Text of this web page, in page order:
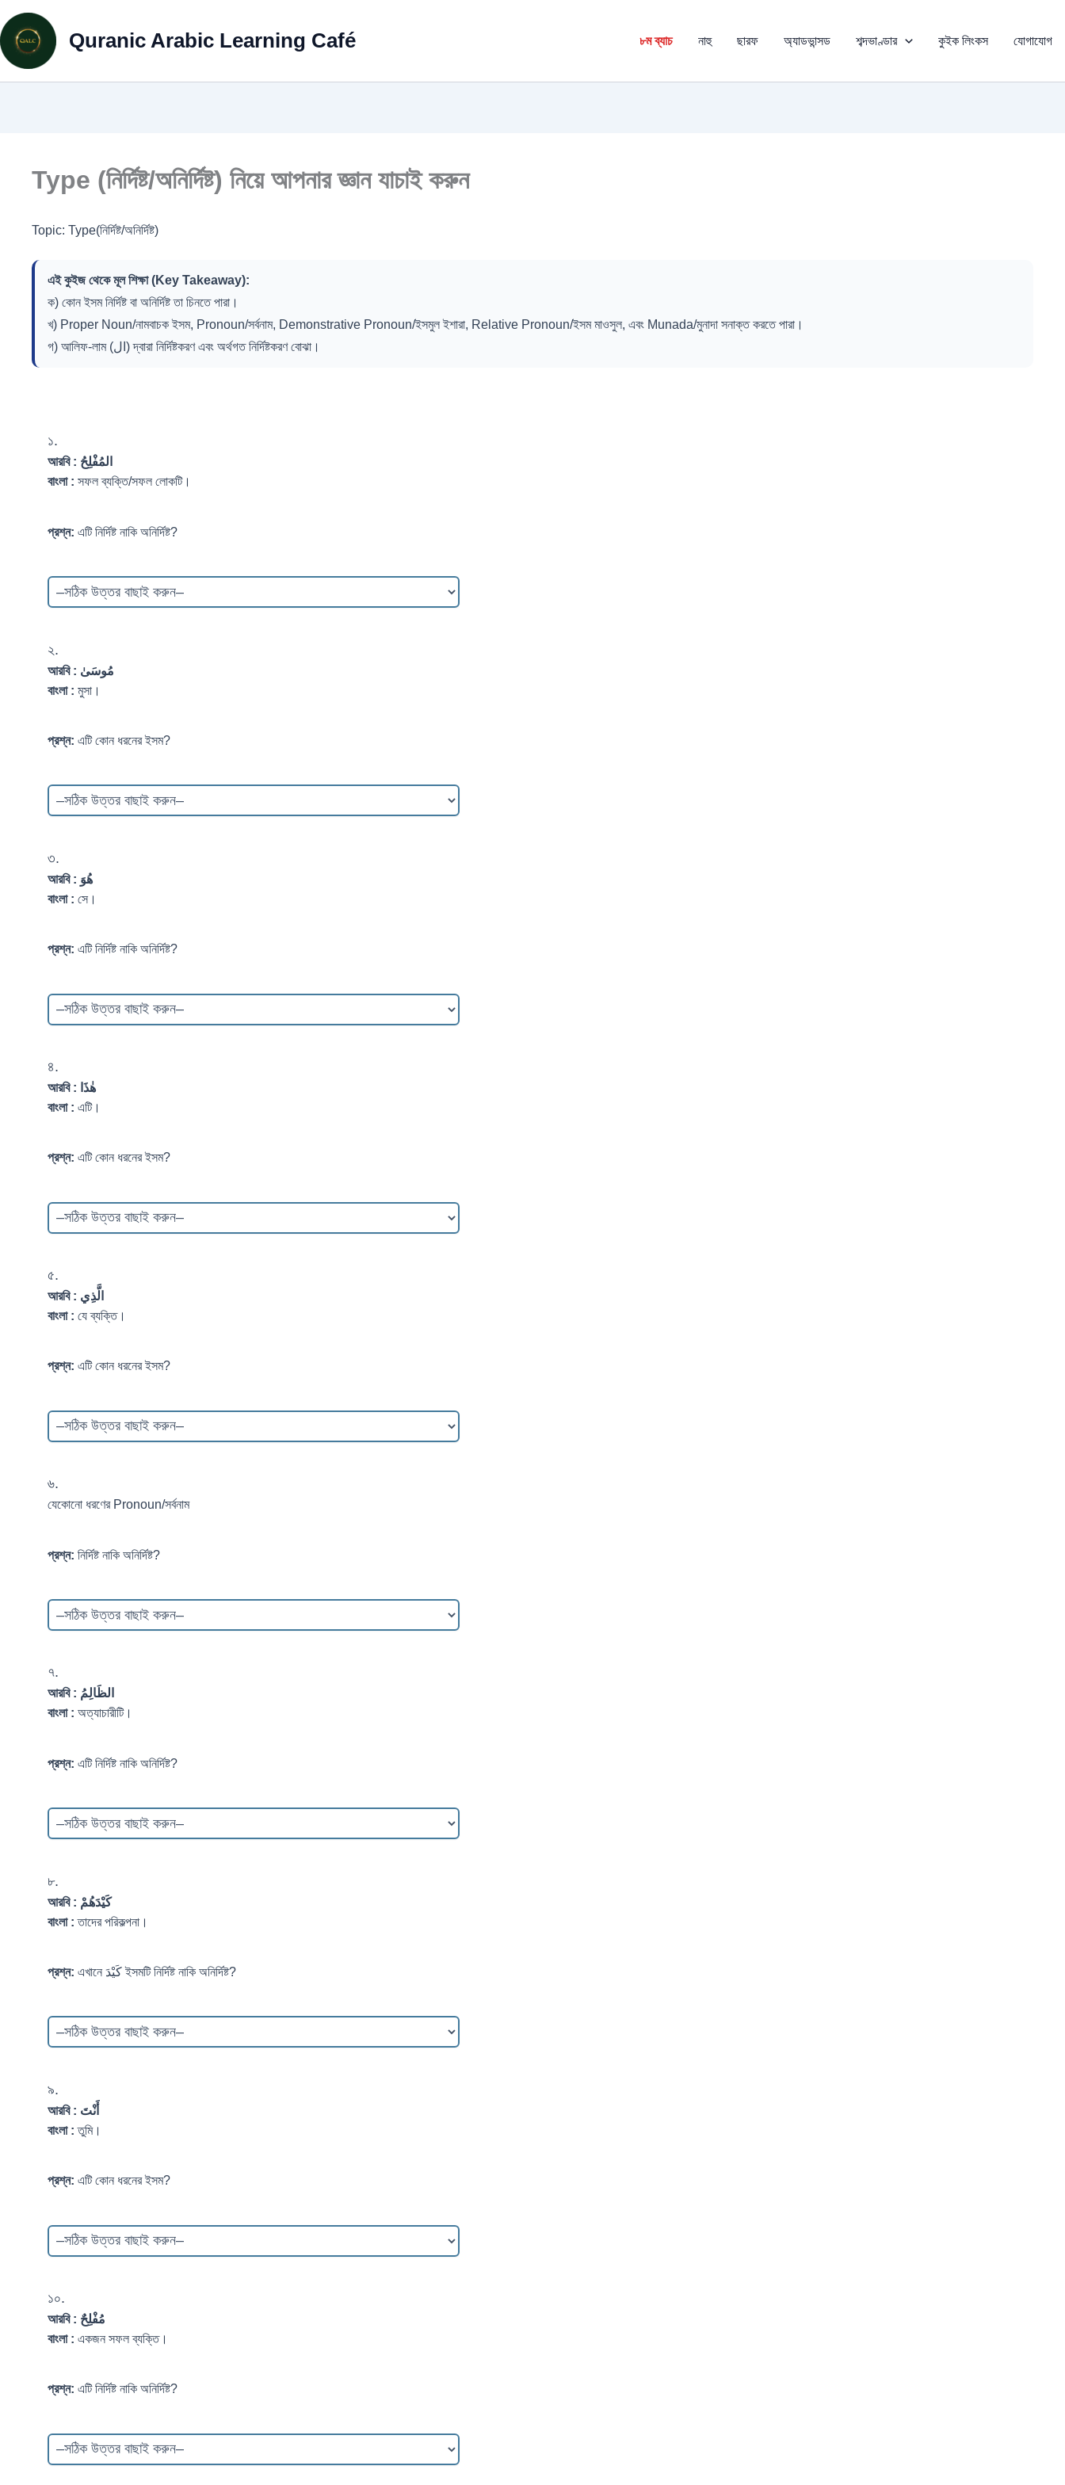
to
content
Quranic Arabic Learning Café ৮ম ব্যাচ নাহু ছারফ অ্যাডভান্সড শব্দভাণ্ডার কুইক লিংকস যোগাযোগ
Type (নির্দিষ্ট/অনির্দিষ্ট) নিয়ে আপনার জ্ঞান যাচাই করুন
Topic: Type(নির্দিষ্ট/অনির্দিষ্ট)
এই কুইজ থেকে মূল শিক্ষা (Key Takeaway):
ক) কোন ইসম নির্দিষ্ট বা অনির্দিষ্ট তা চিনতে পারা।
খ) Proper Noun/নামবাচক ইসম, Pronoun/সর্বনাম, Demonstrative Pronoun/ইসমুল ইশারা, Relative Pronoun/ইসম মাওসুল, এবং Munada/মুনাদা সনাক্ত করতে পারা।
গ) আলিফ-লাম (ال) দ্বারা নির্দিষ্টকরণ এবং অর্থগত নির্দিষ্টকরণ বোঝা।
১.
আরবি : المُفْلِحُ
বাংলা : সফল ব্যক্তি/সফল লোকটি।
প্রশ্ন: এটি নির্দিষ্ট নাকি অনির্দিষ্ট?
২.
আরবি : مُوسَىٰ
বাংলা : মুসা।
প্রশ্ন: এটি কোন ধরনের ইসম?
৩.
আরবি : هُوَ
বাংলা : সে।
প্রশ্ন: এটি নির্দিষ্ট নাকি অনির্দিষ্ট?
৪.
আরবি : هٰذَا
বাংলা : এটি।
প্রশ্ন: এটি কোন ধরনের ইসম?
৫.
আরবি : الَّذِي
বাংলা : যে ব্যক্তি।
প্রশ্ন: এটি কোন ধরনের ইসম?
৬.
যেকোনো ধরণের Pronoun/সর্বনাম
প্রশ্ন: নির্দিষ্ট নাকি অনির্দিষ্ট?
৭.
আরবি : الظَالِمُ
বাংলা : অত্যাচারীটি।
প্রশ্ন: এটি নির্দিষ্ট নাকি অনির্দিষ্ট?
৮.
আরবি : كَيْدَهُمْ
বাংলা : তাদের পরিকল্পনা।
প্রশ্ন: এখানে كَيْدَ ইসমটি নির্দিষ্ট নাকি অনির্দিষ্ট?
৯.
আরবি : أَنْتَ
বাংলা : তুমি।
প্রশ্ন: এটি কোন ধরনের ইসম?
১০.
আরবি : مُفْلِحٌ
বাংলা : একজন সফল ব্যক্তি।
প্রশ্ন: এটি নির্দিষ্ট নাকি অনির্দিষ্ট?